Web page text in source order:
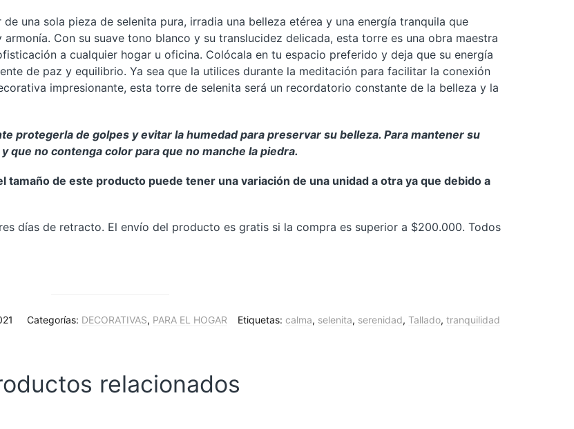
una sola pieza de selenita pura, irradia una belleza etérea y una energía tranquila que
Con su suave tono blanco y su translucidez delicada, esta torre es una obra maestra
a cualquier hogar u oficina. Colócala en tu espacio preferido y deja que su energía
de paz y equilibrio. Ya sea que la utilices durante la meditación para facilitar la conexión
impresionante, esta torre de selenita será un recordatorio constante de la belleza y la
protegerla de golpes y evitar la humedad para preservar su belleza. Para mantener su
que no contenga color para que no manche la piedra.
tamaño de este producto puede tener una variación de una unidad a otra ya que debido a
días de retracto. El envío del producto es gratis si la compra es superior a $200.000. Todos
Categorías: DECORATIVAS, PARA EL HOGAR Etiquetas: calma, selenita, serenidad, Tallado, tranquilidad
relacionados